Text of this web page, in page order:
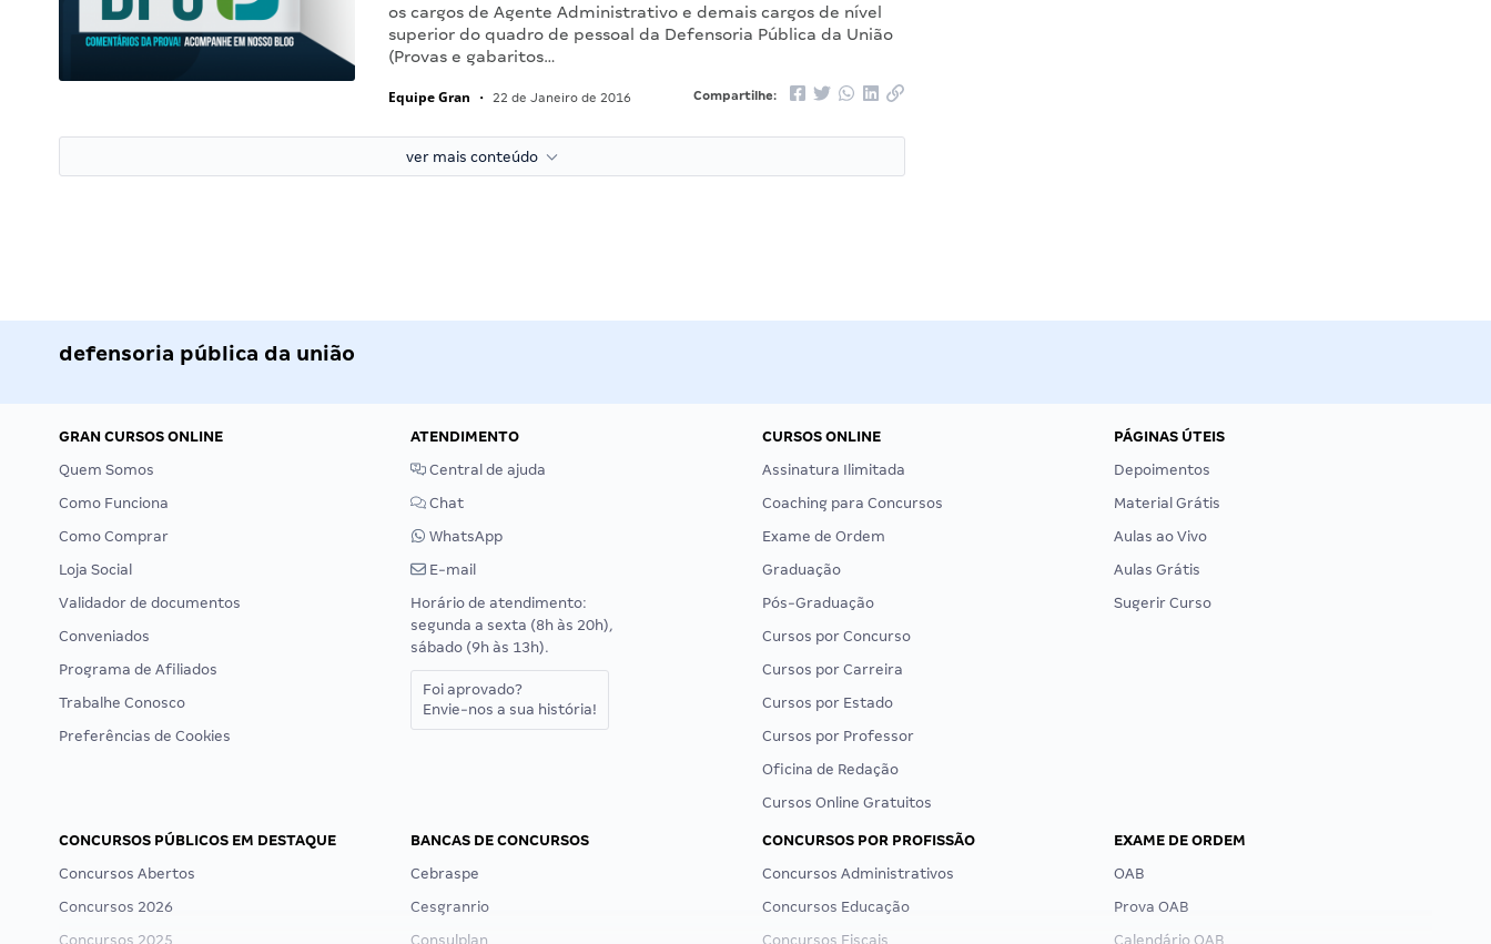
os cargos de Agente Administrativo e demais cargos de nível
superior do quadro de pessoal da Defensoria Pública da União
(Provas e gabaritos…
Equipe Gran • 22 de Janeiro de 2016 Compartilhe:
ver mais conteúdo
defensoria pública da união
GRAN CURSOS ONLINE
Quem Somos
Como Funciona
Como Comprar
Loja Social
Validador de documentos
Conveniados
Programa de Afiliados
Trabalhe Conosco
Preferências de Cookies
ATENDIMENTO
Central de ajuda
Chat
WhatsApp
E-mail
Horário de atendimento:
segunda a sexta (8h às 20h),
sábado (9h às 13h).
Foi aprovado?
Envie-nos a sua história!
CURSOS ONLINE
Assinatura Ilimitada
Coaching para Concursos
Exame de Ordem
Graduação
Pós-Graduação
Cursos por Concurso
Cursos por Carreira
Cursos por Estado
Cursos por Professor
Oficina de Redação
Cursos Online Gratuitos
PÁGINAS ÚTEIS
Depoimentos
Material Grátis
Aulas ao Vivo
Aulas Grátis
Sugerir Curso
CONCURSOS PÚBLICOS EM DESTAQUE
Concursos Abertos
Concursos 2026
Concursos 2025
BANCAS DE CONCURSOS
Cebraspe
Cesgranrio
Consulplan
CONCURSOS POR PROFISSÃO
Concursos Administrativos
Concursos Educação
Concursos Fiscais
EXAME DE ORDEM
OAB
Prova OAB
Calendário OAB